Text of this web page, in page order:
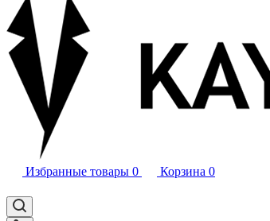
Избранные товары 0 Корзина 0